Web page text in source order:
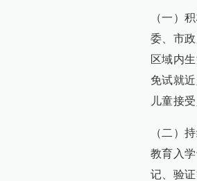
（一）
委、市
区域内
免试就
儿童接
（二）
教育入
记、验